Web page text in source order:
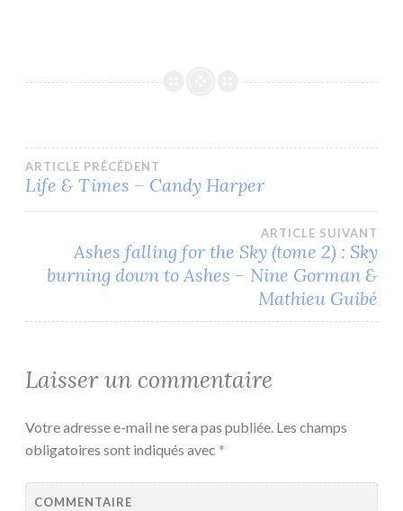
Navigation
l’article
ARTICLE PRÉCÉDENT
Life & Times – Candy Harper
ARTICLE SUIVANT
Ashes falling for the Sky (tome 2) : Sky
burning down to Ashes – Nine Gorman &
Mathieu Guibé
Laisser un commentaire
Votre adresse e-mail ne sera pas publiée. Les champs
obligatoires sont indiqués avec *
COMMENTAIRE